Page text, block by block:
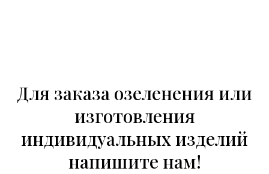
Для заказа озеленения или
изготовления
индивидуальных изделий
напишите нам!